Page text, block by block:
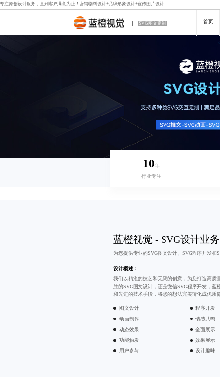
专注原创设计服务，直到客户满意为止！ 营销物料设计+品牌形象设计+宣传图片设计
SVG图文定制 首页
10年
行业专注
蓝橙视觉 - SVG设计业务
为您提供专业的SVG图文设计、SVG程序开发和
设计概述：
我们以精湛的技艺和无限的创意，为您打造高质
胜的SVG图文设计，还是微信SVG程序开发，蓝
和先进的技术手段，将您的想法完美转化成优质
图文设计
程序开发
动画制作
情感共鸣
动态效果
全面展示
功能触发
效果展示
用户参与
设计趣味